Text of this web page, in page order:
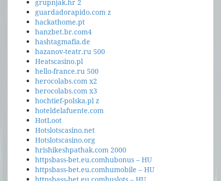
grupnjak.hr 2
guardadorapido.com z
hackathome.pt
hanzbet.br.com4
hashtagmafia.de
hazanov-teatr.ru 500
Heatscasino.pl
hello-france.ru 500
herocolabs.com x2
herocolabs.com x3
hochtief-polska.pl z
hoteldelafuente.com
HotLoot
Hotslotscasino.net
Hotslotscasino.org
hrishikeshpathak.com 2000
httpsbass-bet.eu.comhubonus – HU
httpsbass-bet.eu.comhumobile – HU